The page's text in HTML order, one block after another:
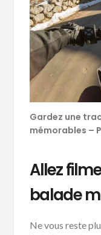
Gardez une
mémorables –
Allez
balade
Ne vous reste